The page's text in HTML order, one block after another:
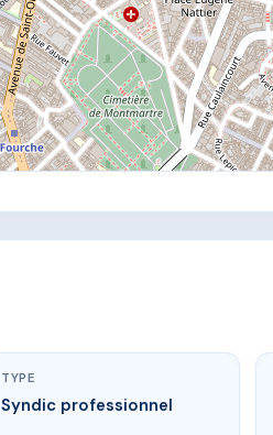
TYPE
Syndic professionnel